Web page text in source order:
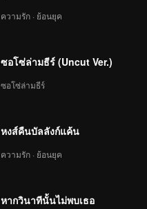
早餐中国4正片_19.mp4
早餐中国4正片_20.mp4
早餐中国4正片_21.mp4
ความรัก · ย้อนยุค
ซอโซ่ล่ามธีร์ (Uncut Ver.)
ซอโซ่ล่ามธีร์
หงส์คืนบัลลังก์แค้น
ความรัก · ย้อนยุค
หากวินาทีนั้นไม่พบเธอ